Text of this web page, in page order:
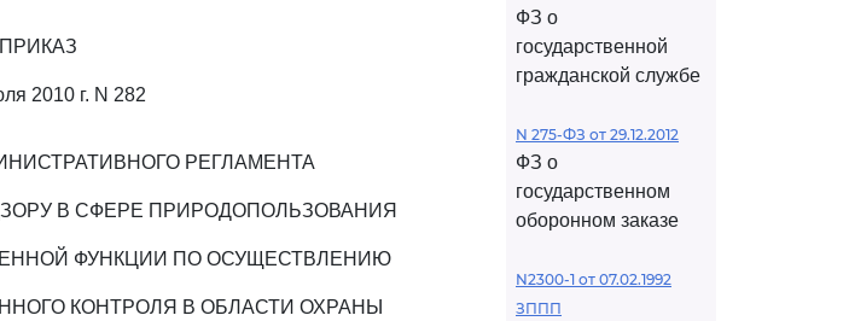
ПРИКАЗ
2010 г. N 282
РЕГЛАМЕНТА
В СФЕРЕ ПРИРОДОПОЛЬЗОВАНИЯ
ФУНКЦИИ ПО ОСУЩЕСТВЛЕНИЮ
КОНТРОЛЯ В ОБЛАСТИ ОХРАНЫ
ФЗ о
государственной
гражданской службе
N 275-ФЗ от 29.12.2012
ФЗ о
государственном
оборонном заказе
N2300-1 от 07.02.1992
ЗППП